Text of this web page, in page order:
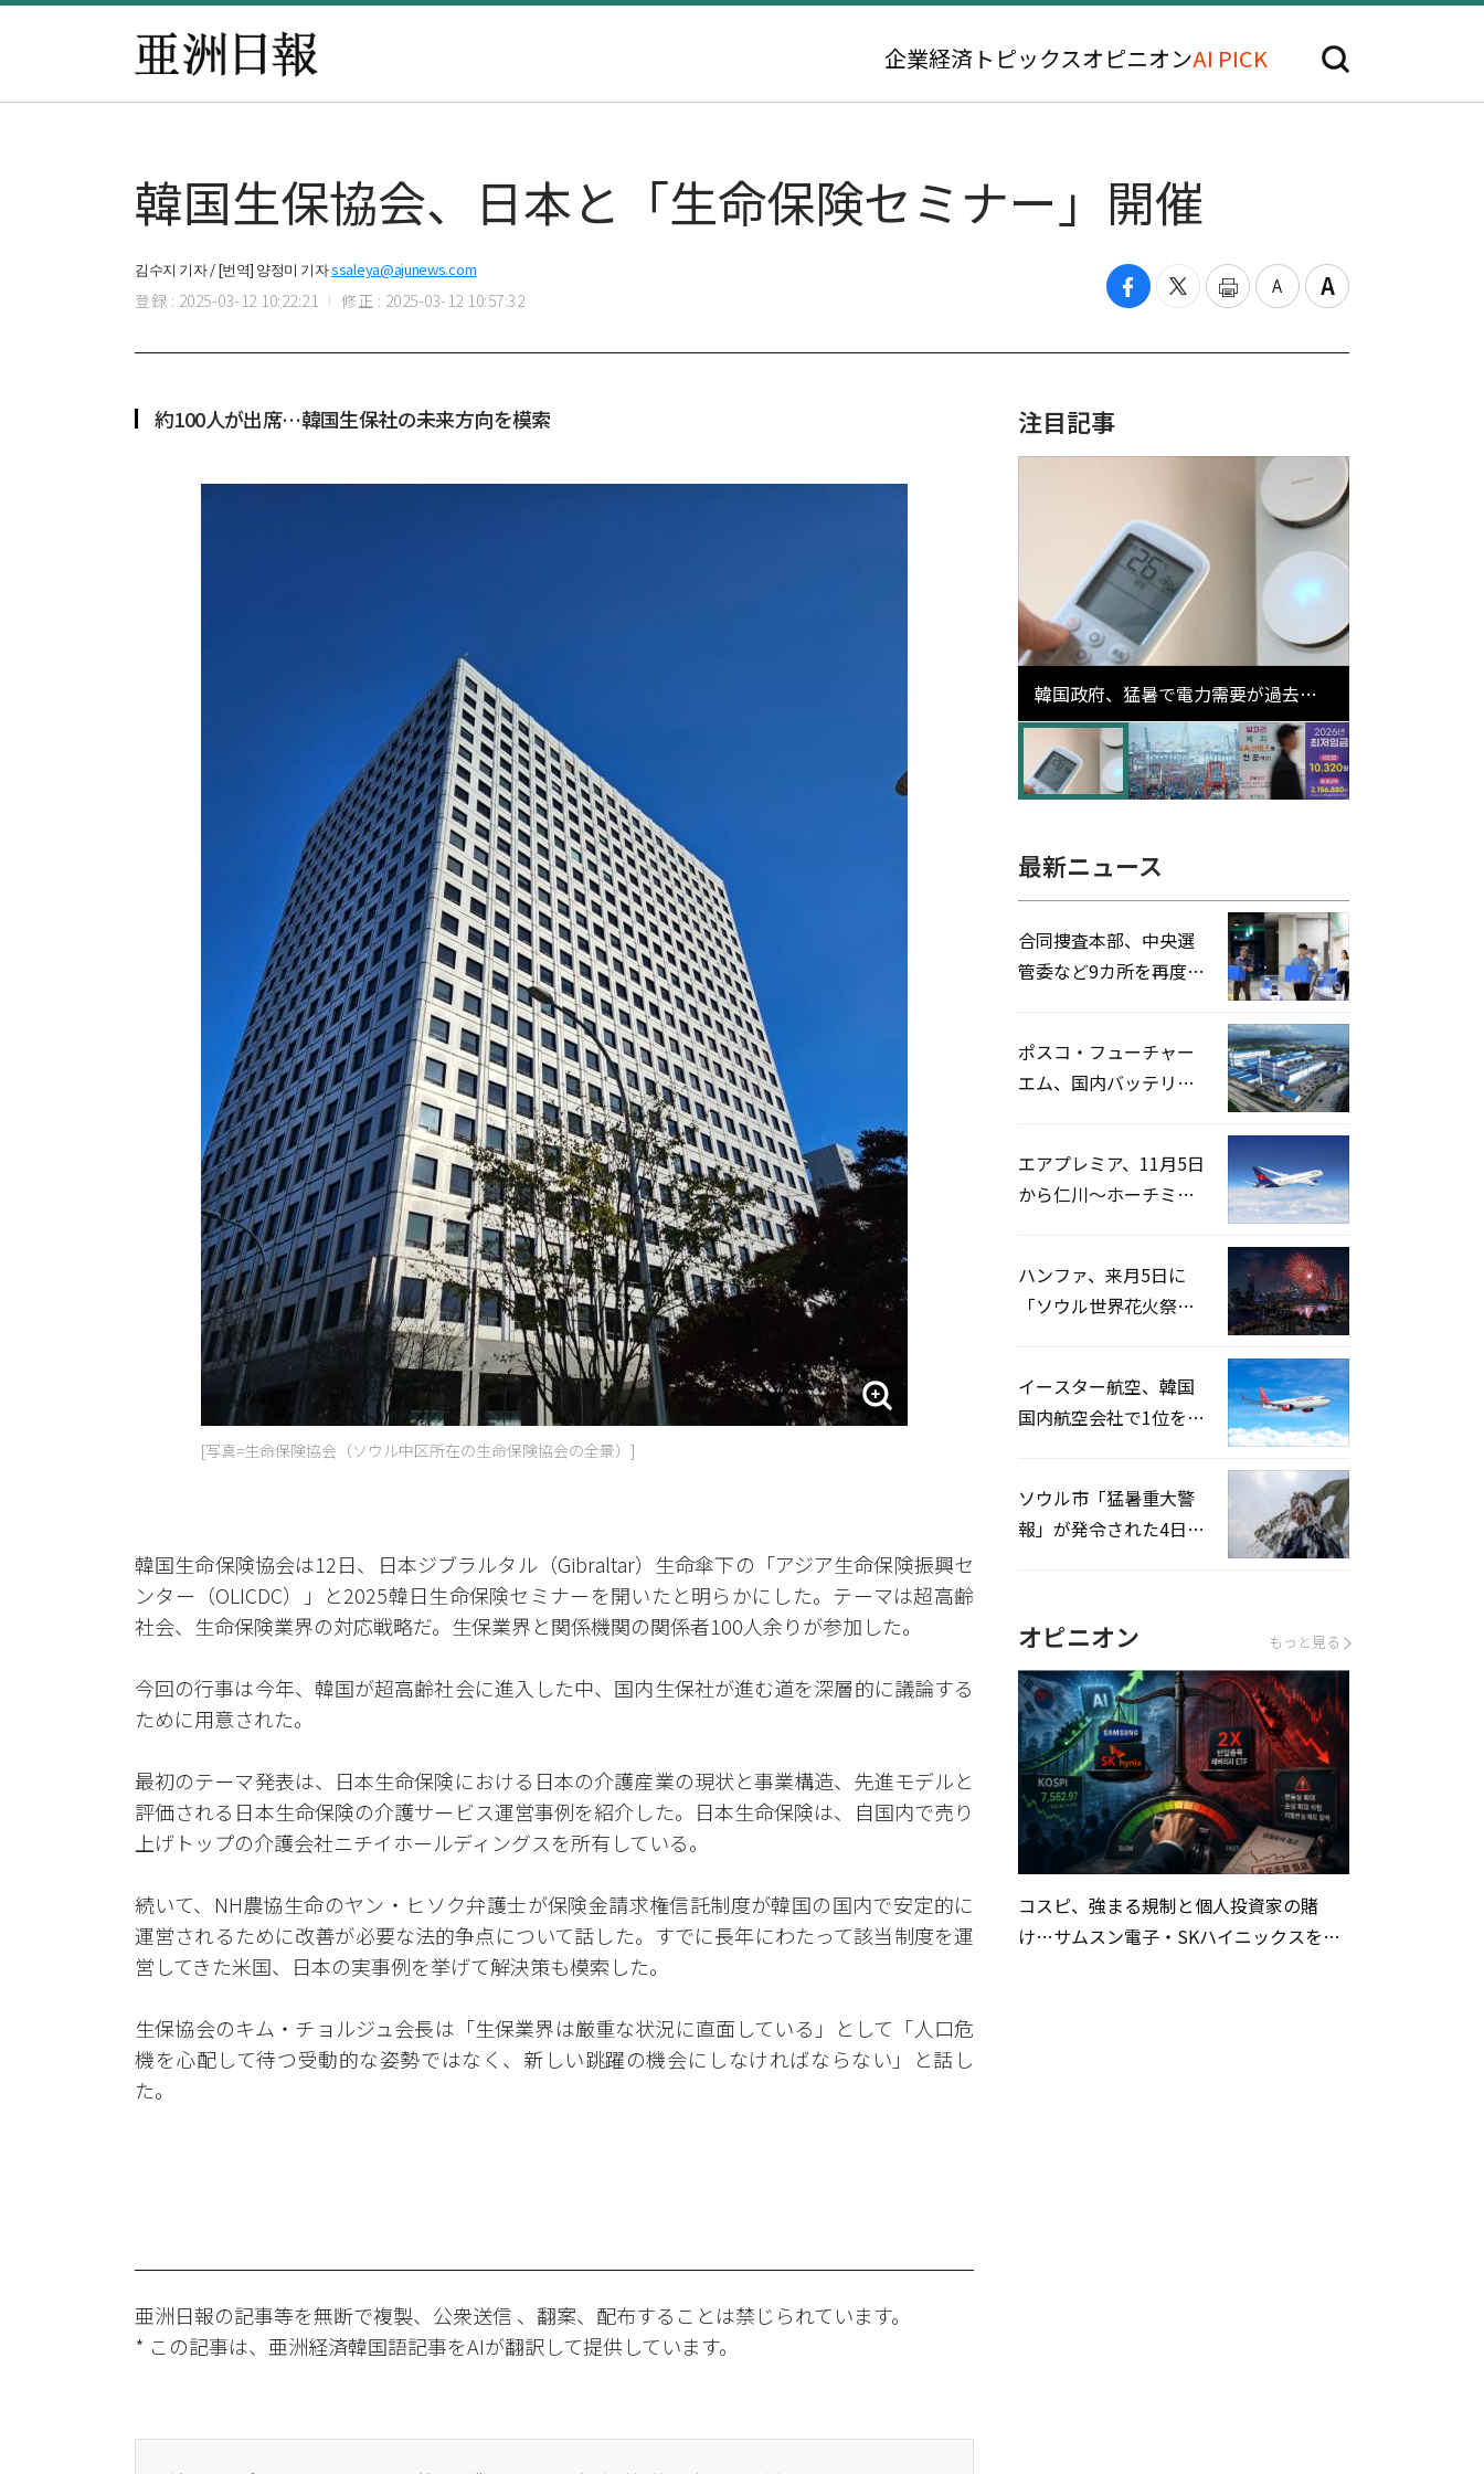
企業経済 トピックスオピニオンAI PICK
韓国生保協会、日本と「生命保険セミナー」開催
김수지 기자 / [번역] 양정미 기자ssaleya@ajunews.com
登録 : 2025-03-12 10:22:21 修正 : 2025-03-12 10:57:32
約100人が出席…韓国生保社の未来方向を模索
[写真=生命保険協会（ソウル中区所在の生命保険協会の全景）]
韓国生命保険協会は12日、日本ジブラルタル（Gibraltar）生命傘下の「アジア生命保険振興セ
ンター（OLICDC）」と2025韓日生命保険セミナーを開いたと明らかにした。テーマは超高齢
社会、生命保険業界の対応戦略だ。生保業界と関係機関の関係者100人余りが参加した。
今回の行事は今年、韓国が超高齢社会に進入した中、国内生保社が進む道を深層的に議論する
ために用意された。
最初のテーマ発表は、日本生命保険における日本の介護産業の現状と事業構造、先進モデルと
評価される日本生命保険の介護サービス運営事例を紹介した。日本生命保険は、自国内で売り
上げトップの介護会社ニチイホールディングスを所有している。
続いて、NH農協生命のヤン・ヒソク弁護士が保険金請求権信託制度が韓国の国内で安定的に
運営されるために改善が必要な法的争点について話した。すでに長年にわたって該当制度を運
営してきた米国、日本の実事例を挙げて解決策も模索した。
生保協会のキム・チョルジュ会長は「生保業界は厳重な状況に直面している」として「人口危
機を心配して待つ受動的な姿勢ではなく、新しい跳躍の機会にしなければならない」と話し
た。
亜洲日報の記事等を無断で複製、公衆送信 、翻案、配布することは禁じられています。
* この記事は、亜洲経済韓国語記事をAIが翻訳して提供しています。
注目記事
韓国政府、猛暑で電力需要が過去最
高更新の可能性に需給対応体制を点
検
最新ニュース
合同捜査本部、中央選
管委など9カ所を再度家
ポスコ・フューチャー
エム、国内バッテリー
エアプレミア、11月5日
から仁川〜ホーチミン
ハンファ、来月5日に
「ソウル世界花火祭り
イースター航空、韓国
国内航空会社で1位を記
ソウル市「猛暑重大警
報」が発令された4日、
オピニオン もっと見る
コスピ、強まる規制と個人投資家の賭
け…サムスン電子・SKハイニックスを巡